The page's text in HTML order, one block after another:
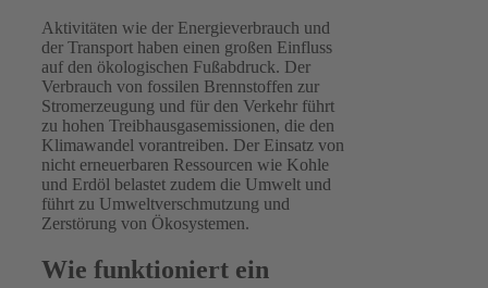
Aktivitäten wie der Energieverbrauch und
der Transport haben einen großen Einfluss
auf den ökologischen Fußabdruck. Der
Verbrauch von fossilen Brennstoffen zur
Stromerzeugung und für den Verkehr führt
zu hohen Treibhausgasemissionen, die den
Klimawandel vorantreiben. Der Einsatz von
nicht erneuerbaren Ressourcen wie Kohle
und Erdöl belastet zudem die Umwelt und
führt zu Umweltverschmutzung und
Zerstörung von Ökosystemen.
Wie funktioniert ein